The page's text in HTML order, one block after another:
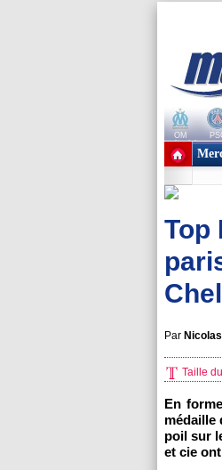
OM
+ de clubs
Top
Par
Taille
En
médaille
poil sur
et cie